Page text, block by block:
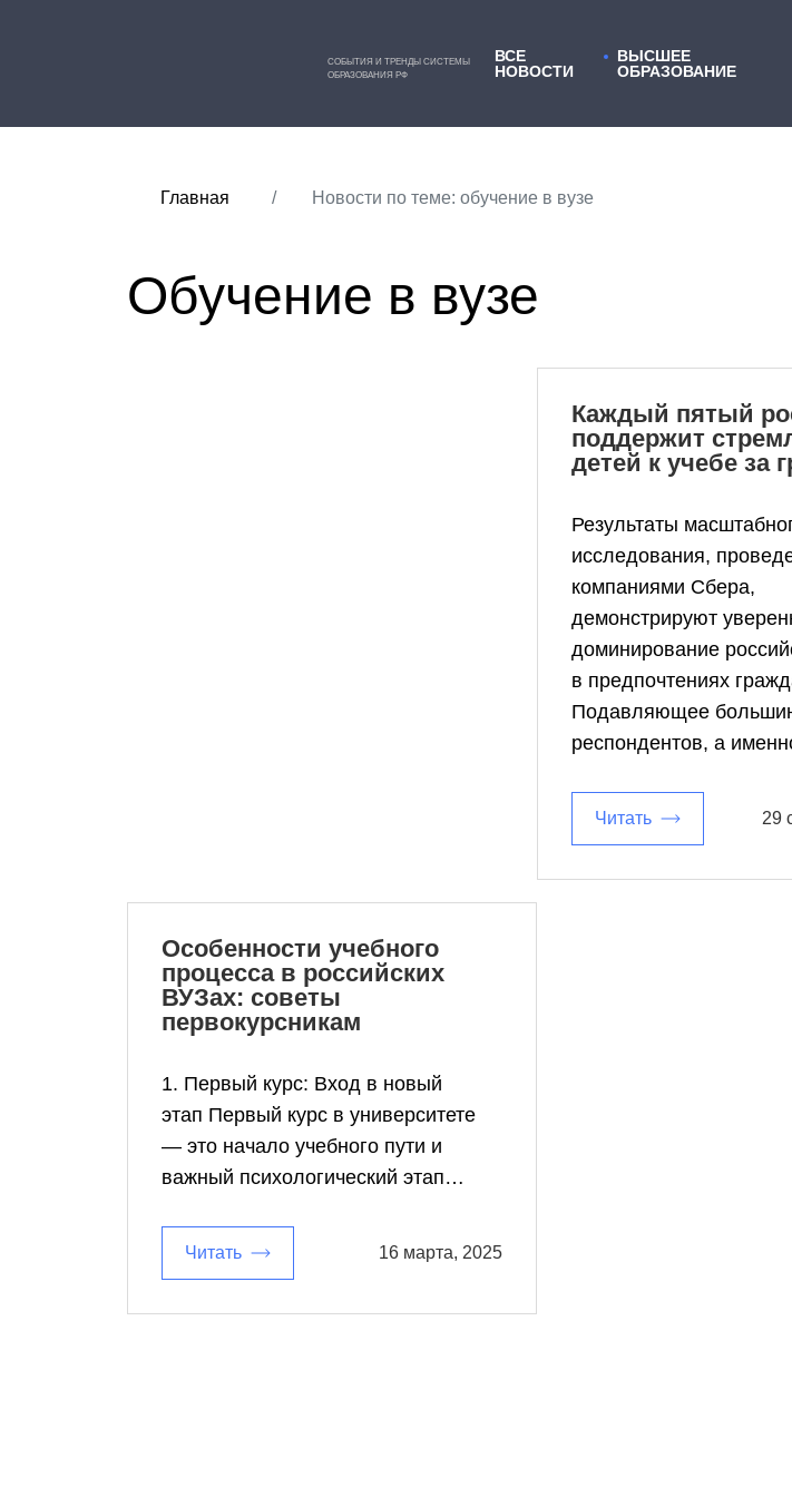
СОБЫТИЯ И ТРЕНДЫ СИСТЕМЫ
ОБРАЗОВАНИЯ РФ
ВСЕ
НОВОСТИ
ВЫСШЕЕ
ОБРАЗОВАНИЕ
Главная Новости по теме: обучение в вузе
Обучение в вузе
Каждый пятый
поддержит
детей к учебе за
Результаты
исследования,
компаниями Сбера,
демонстрируют
доминирование
в предпочтениях
Подавляющее
респондентов, а
Читать 29
Особенности учебного
процесса в российских
ВУЗах: советы
первокурсникам
1. Первый курс: Вход в новый
этап Первый курс в университете
— это начало учебного пути и
важный психологический этап…
Читать 16 марта, 2025